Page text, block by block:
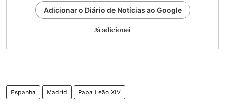
Adicionar o Diário de Notícias ao Google
Já adicionei
Espanha Madrid Papa Leão XIV